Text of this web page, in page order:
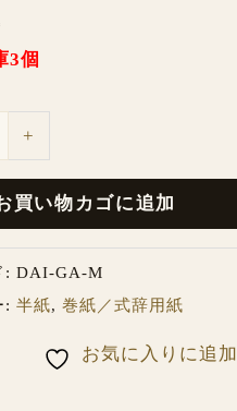
3個
+
買い物カゴに追加
: DAI-GA-M
: 半紙, 巻紙／式辞用紙
お気に入りに追加